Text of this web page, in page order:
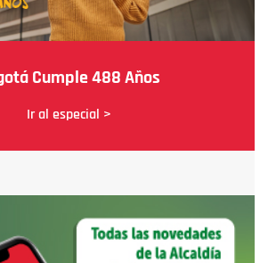
Cumple 488 Años
Ir al especial >